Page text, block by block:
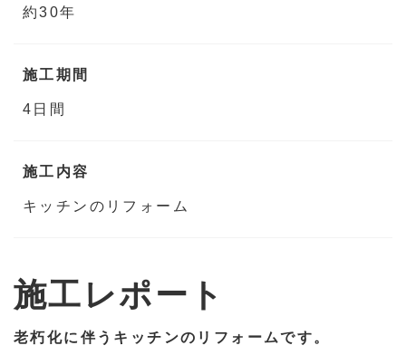
約30年
施工期間
4日間
施工内容
キッチンのリフォーム
施工レポート
老朽化に伴うキッチンのリフォームです。